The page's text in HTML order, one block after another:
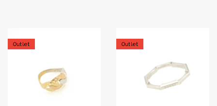
Outlet Outlet